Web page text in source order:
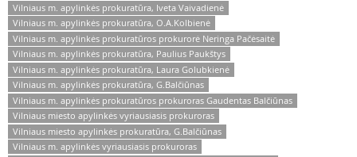
Vilniaus m. apylinkės prokuratūra, Iveta Vaivadienė
Vilniaus m. apylinkės prokuratūra, O.A.Kolbienė
Vilniaus m. apylinkės prokuratūros prokurorė Neringa Pačėsaitė
Vilniaus m. apylinkės prokuratūra, Paulius Paukštys
Vilniaus m. apylinkės prokuratūra, Laura Golubkienė
Vilniaus m. apylinkės prokuratūra, G.Balčiūnas
Vilniaus m. apylinkės prokuratūros prokuroras Gaudentas Balčiūnas
Vilniaus miesto apylinkės vyriausiasis prokuroras
Vilniaus miesto apylinkės prokuratūra, G.Balčiūnas
Vilniaus m. apylinkės vyriausiasis prokuroras